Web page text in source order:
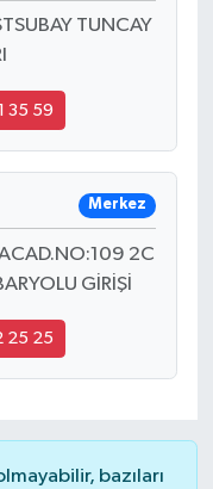
TUNCAY
35 59
Merkez
2C
GİRİŞİ
25 25
bazıları